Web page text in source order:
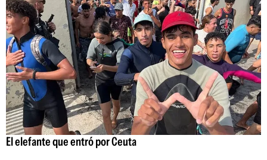
El elefante que entró por Ceuta